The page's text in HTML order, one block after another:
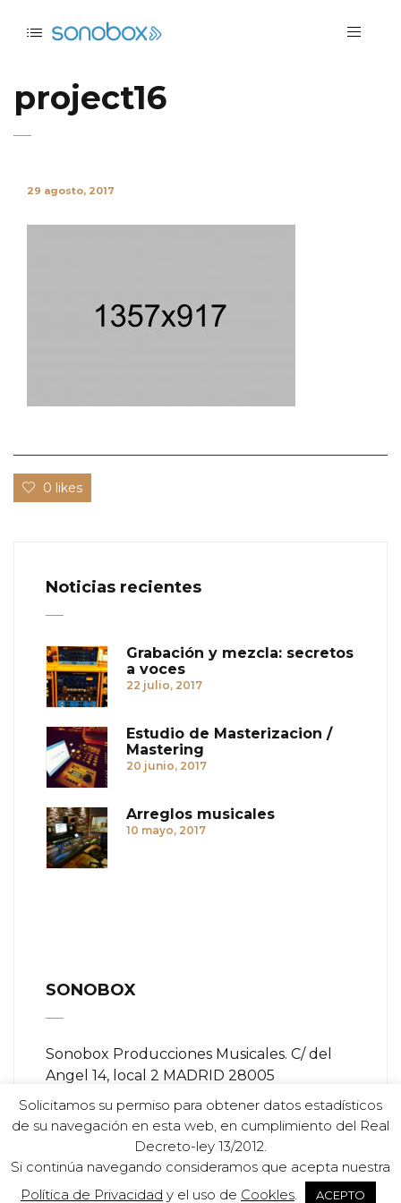
project16
29 agosto, 2017
0 likes
Noticias recientes
Grabación y mezcla: secretos
a voces
22 julio, 2017
Estudio de Masterizacion /
Mastering
20 junio, 2017
Arreglos musicales
10 mayo, 2017
SONOBOX
Sonobox Producciones Musicales. C/ del
Angel 14, local 2 MADRID 28005
Teléfono:+ (34) 91 366 84 11
Email: info@sonobox.es
Solicitamos su permiso para obtener datos estadísticos
de su navegación en esta web, en cumplimiento del Real
Decreto-ley 13/2012.
Si continúa navegando consideramos que acepta nuestra
Política de Privacidad y el uso de Cookles. ACEPTO